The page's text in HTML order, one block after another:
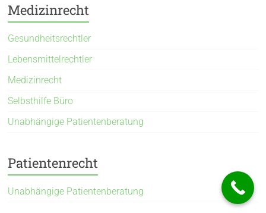
Medizinrecht
Gesundheitsrechtler
Lebensmittelrechtler
Medizinrecht
Selbsthilfe Büro
Unabhängige Patientenberatung
Patientenrecht
Unabhängige Patientenberatung